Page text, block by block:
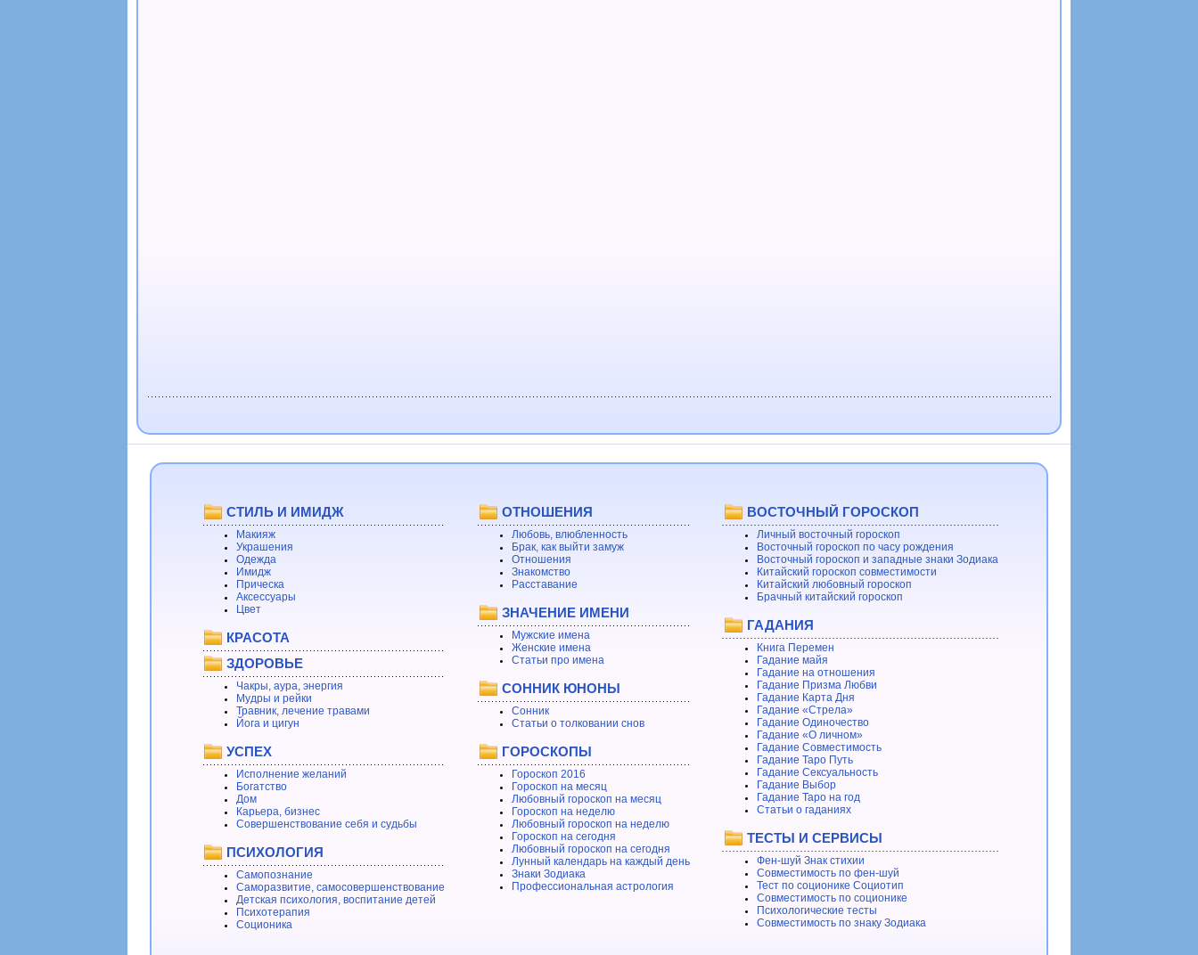
СТИЛЬ И ИМИДЖ
Макияж
Украшения
Одежда
Имидж
Прическа
Аксессуары
Цвет
КРАСОТА
ЗДОРОВЬЕ
Чакры, аура, энергия
Мудры и рейки
Травник, лечение травами
Йога и цигун
УСПЕХ
Исполнение желаний
Богатство
Дом
Карьера, бизнес
Совершенствование себя и судьбы
ПСИХОЛОГИЯ
Самопознание
Саморазвитие, самосовершенствование
Детская психология, воспитание детей
Психотерапия
Соционика
ОТНОШЕНИЯ
Любовь, влюбленность
Брак, как выйти замуж
Отношения
Знакомство
Расставание
ЗНАЧЕНИЕ ИМЕНИ
Мужские имена
Женские имена
Статьи про имена
СОННИК ЮНОНЫ
Сонник
Статьи о толковании снов
ГОРОСКОПЫ
Гороскоп 2016
Гороскоп на месяц
Любовный гороскоп на месяц
Гороскоп на неделю
Любовный гороскоп на неделю
Гороскоп на сегодня
Любовный гороскоп на сегодня
Лунный календарь на каждый день
Знаки Зодиака
Профессиональная астрология
ВОСТОЧНЫЙ ГОРОСКОП
Личный восточный гороскоп
Восточный гороскоп по часу рождения
Восточный гороскоп и западные знаки Зодиака
Китайский гороскоп совместимости
Китайский любовный гороскоп
Брачный китайский гороскоп
ГАДАНИЯ
Книга Перемен
Гадание майя
Гадание на отношения
Гадание Призма Любви
Гадание Карта Дня
Гадание «Стрела»
Гадание Одиночество
Гадание «О личном»
Гадание Совместимость
Гадание Таро Путь
Гадание Сексуальность
Гадание Выбор
Гадание Таро на год
Статьи о гаданиях
ТЕСТЫ И СЕРВИСЫ
Фен-шуй Знак стихии
Совместимость по фен-шуй
Тест по соционике Социотип
Совместимость по соционике
Психологические тесты
Совместимость по знаку Зодиака